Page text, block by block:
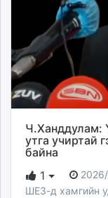
unuudur.mn
isee.mn
mglradio.com
fact.mn
itoim.mn
tumen.mn
times.mn
tvmongolia.mn
mass.mn
unegui.mn
Ч.Ханддулам:
утга учиртай
байна
1
ШЕЗ-д хамгийн